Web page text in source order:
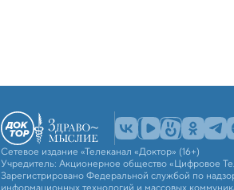
Сетевое издание «Телеканал «Доктор» (16+)
Учредитель: Акционерное общество «Цифровое
Зарегистрировано Федеральной службой по
информационных технологий и массовых